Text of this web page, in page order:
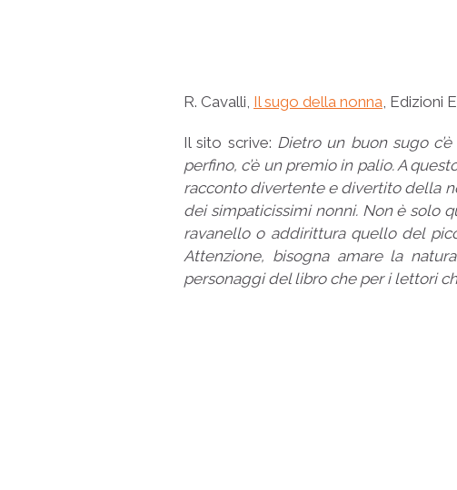
R. Cavalli, Il sugo della nonna, Edizioni
Il sito scrive: Dietro un buon sugo
perfino, c’è un premio in palio. A
racconto divertente e divertito della
dei simpaticissimi nonni. Non è solo
ravanello o addirittura quello del
Attenzione, bisogna amare la
personaggi del libro che per i lettori